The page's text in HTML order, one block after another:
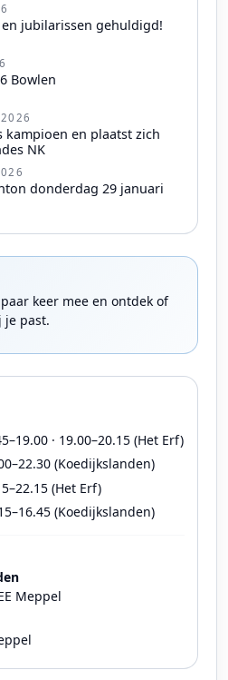
jubilarissen gehuldigd!
Bowlen
kampioen en plaatst zich
NK
donderdag 29 januari
keer mee en ontdek of
je past.
· 19.00–20.15 (Het Erf)
(Koedijkslanden)
(Het Erf)
(Koedijkslanden)
Meppel